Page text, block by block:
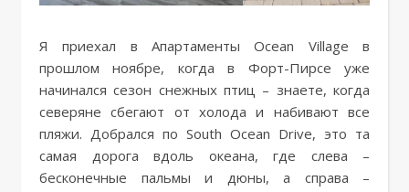
Я приехал в Апартаменты Ocean Village в
прошлом ноябре, когда в Форт-Пирсе уже
начинался сезон снежных птиц – знаете, когда
северяне сбегают от холода и набивают все
пляжи. Добрался по South Ocean Drive, это та
самая дорога вдоль океана, где слева –
бесконечные пальмы и дюны, а справа –